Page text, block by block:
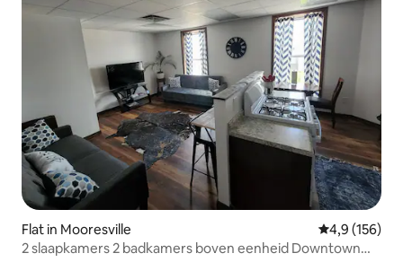
Flat in Mooresville Gemiddelde
4,9 (156)
2 slaapkamers 2 badkamers boven eenheid Downtown